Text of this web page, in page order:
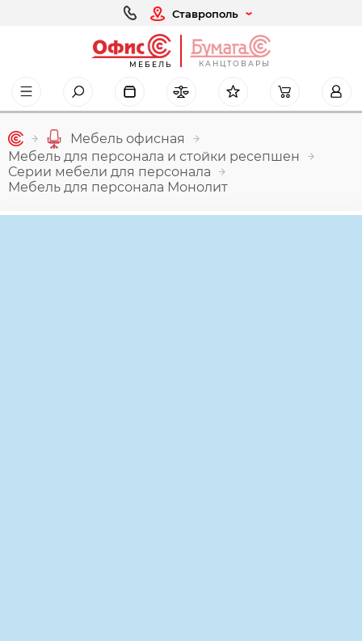
Ставрополь
МЕБЕЛЬ КАНЦТОВАРЫ
Мебель офисная
Мебель для персонала и стойки ресепшен
Серии мебели для персонала
Мебель для персонала Монолит